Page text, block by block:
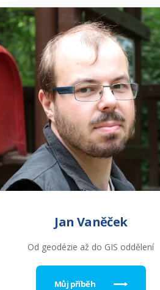
Jan Vaněček
Od geodézie až do GIS oddělení
Můj příběh